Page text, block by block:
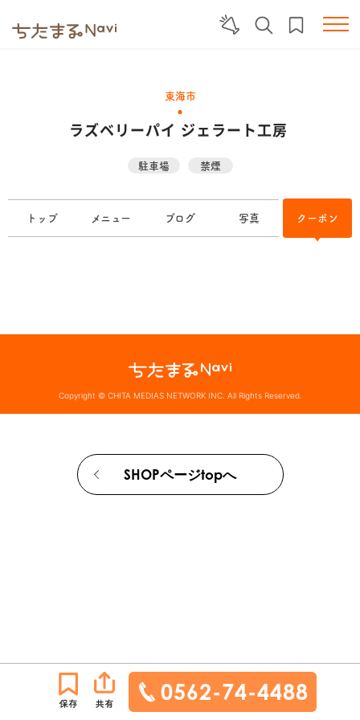
0562-74-4488
東海市
ラズベリーパイ ジェラート工房
駐車場 禁煙
トップ メニュー ブログ 写真 クーポン
Copyright © CHITA MEDIAS NETWORK INC. All Rights Reserved.
SHOPページtopへ